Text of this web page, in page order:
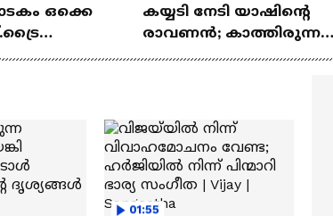
ഒക്കെ
കയ്യടി നേടി യാഷിന്റെ
രാവണൻ; കാത്തിരുന്ന
രാമായണ ട്രെയിലർ
01:55